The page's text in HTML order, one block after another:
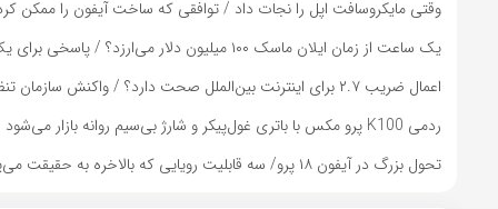
وقتی مایکروسافت اپل را نجات داد / توافقی که ساخت آیفون را ممکن
یک ساعت از زمان ایلان ماسک ۱۰۰ میلیون دلار می‌ارزد؟ / پاسخی برای یک ادعای بزرگ
اعمال ضریب ۲.۷ برای اینترنت بین‌الملل صحت دارد؟ / واکنش سازمان تنظیم مقررات
ردمی K100 پرو مکس با باتری غول‌پیکر و شارژ بی‌سیم روانه بازار می‌شود
تحول بزرگ در آیفون ۱۸ پرو/ سه قابلیت رویایی که بالاخره به حقیقت می‌پیوندند